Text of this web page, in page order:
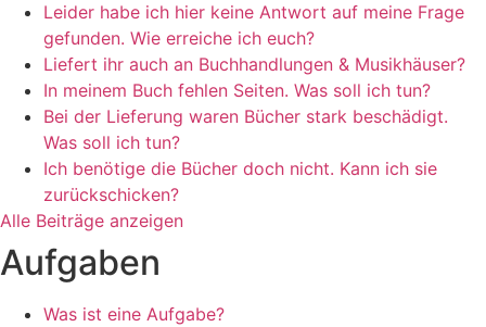
Leider habe ich hier keine Antwort auf meine Frage
gefunden. Wie erreiche ich euch?
Liefert ihr auch an Buchhandlungen & Musikhäuser?
In meinem Buch fehlen Seiten. Was soll ich tun?
Bei der Lieferung waren Bücher stark beschädigt.
Was soll ich tun?
Ich benötige die Bücher doch nicht. Kann ich sie
zurückschicken?
Alle Beiträge anzeigen
Aufgaben
Was ist eine Aufgabe?